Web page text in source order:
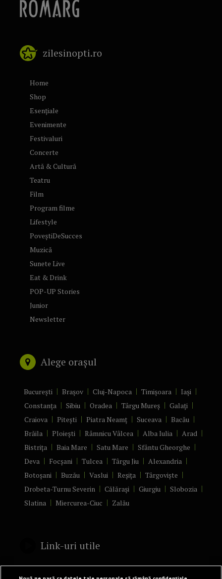
zilesinopti.ro
Home
Shop
Esențiale
Evenimente
Festivaluri
Concerte
Artă & Cultură
Teatru
Film
Program filme
Lifestyle
PoveștiDeSucces
Muzică
Sunete Live
Eat & Drink
POP-UP Stories
Junior
Newsletter
Alege orașul
București Brașov Cluj-Napoca Timișoara
Iași
Constanța
Sibiu Oradea Târgu Mureș
Galați
Craiova
Pitești Piatra Neamț Suceava
Bacău
Brăila
Ploiești Râmnicu Vâlcea Alba Iulia
Arad
Bistrița
Baia Mare Satu Mare
Sfântu Gheorghe
Deva
Focșani Tulcea Târgu Jiu
Alexandria
Botoșani
Buzău Vaslui Reșița
Târgoviște
Drobeta-Turnu Severin
Călărași Giurgiu
Slobozia
Slatina
Miercurea-Ciuc Zalău
Link-uri utile
Politică de confidențialitate